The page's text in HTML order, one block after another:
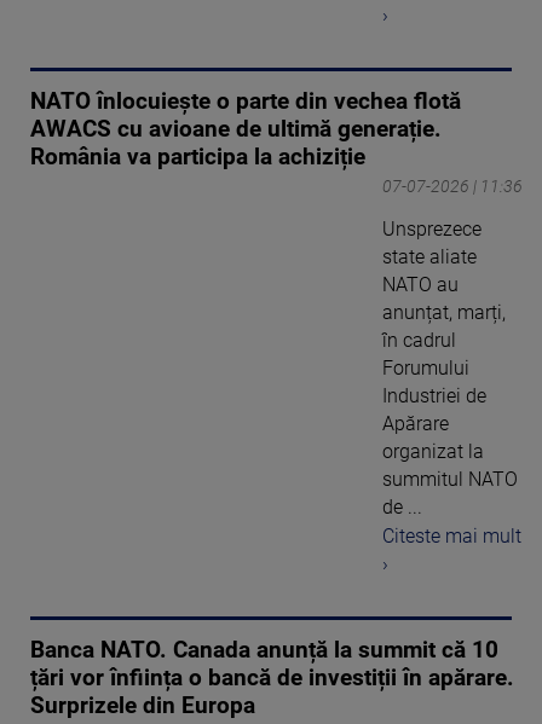
›
NATO înlocuiește o parte din vechea flotă
AWACS cu avioane de ultimă generație.
România va participa la achiziție
07-07-2026 | 11:36
Unsprezece
state aliate
NATO au
anunțat, marți,
în cadrul
Forumului
Industriei de
Apărare
organizat la
summitul NATO
de ...
Citeste mai mult
›
Banca NATO. Canada anunță la summit că 10
țări vor înființa o bancă de investiții în apărare.
Surprizele din Europa